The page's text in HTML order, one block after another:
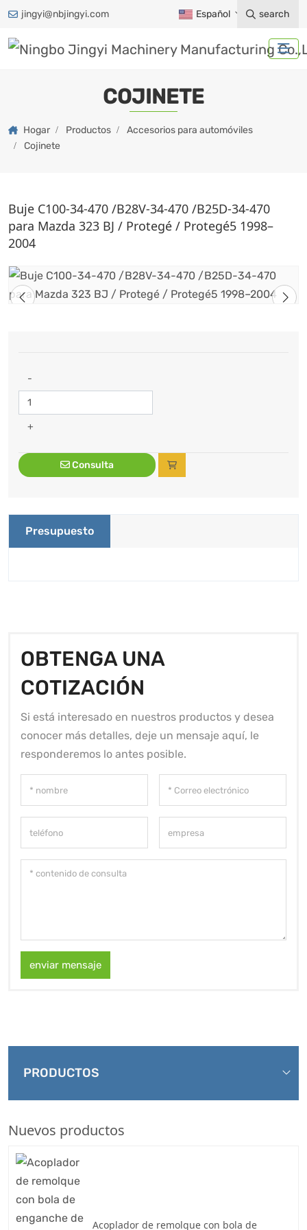
jingyi@nbjingyi.com Español search
COJINETE
Hogar Productos
Accesorios para automóviles
Cojinete
Buje C100-34-470 /B28V-34-470 /B25D-34-470
para Mazda 323 BJ / Protegé / Protegé5 1998–
2004
-
+
Consulta
Presupuesto
OBTENGA UNA
COTIZACIÓN
Si está interesado en nuestros productos y desea
conocer más detalles, deje un mensaje aquí, le
responderemos lo antes posible.
enviar mensaje
PRODUCTOS
Nuevos productos
Acoplador de remolque con bola de